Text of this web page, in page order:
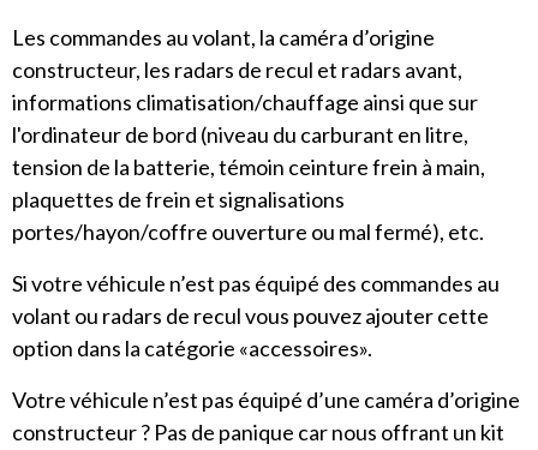
Les commandes au volant, la caméra d’origine
constructeur, les radars de recul et radars avant,
informations climatisation/chauffage ainsi que sur
l'ordinateur de bord (niveau du carburant en litre,
tension de la batterie, témoin ceinture frein à main,
plaquettes de frein et signalisations
portes/hayon/coffre ouverture ou mal fermé), etc.
Si votre véhicule n’est pas équipé des commandes au
volant ou radars de recul vous pouvez ajouter cette
option dans la catégorie «accessoires».
Votre véhicule n’est pas équipé d’une caméra d’origine
constructeur ? Pas de panique car nous offrant un kit